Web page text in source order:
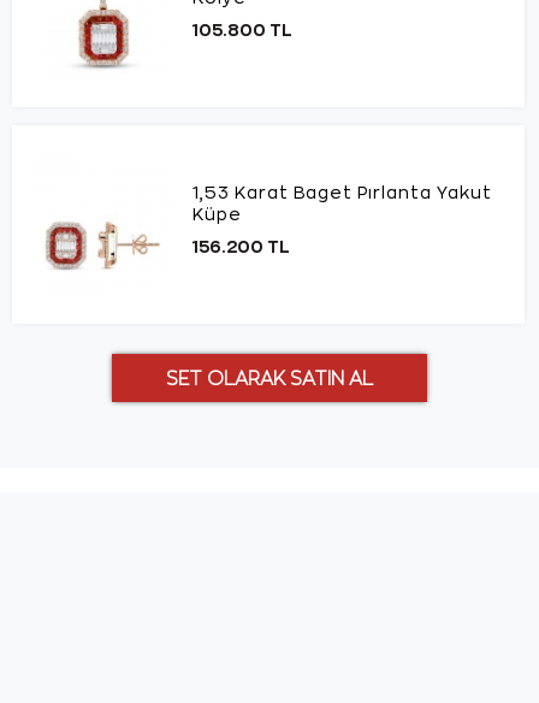
105.800 TL
1,53 Karat Baget Pırlanta Yakut
Küpe
156.200 TL